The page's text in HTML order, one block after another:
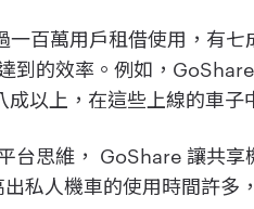
百萬用戶租借使用，有
到的效率。例如，
以上，在這些上線的車子
台思維， GoShare 讓共享
私人機車的使用時間許多